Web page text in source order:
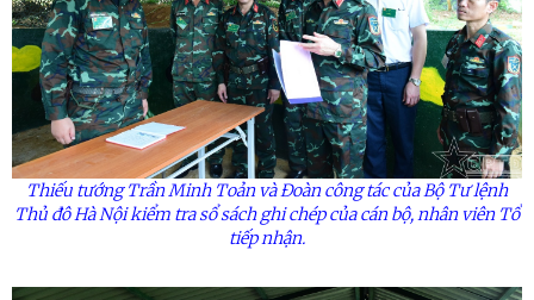
Thiếu tướng Trần Minh Toản và Đoàn công tác của Bộ Tư lệnh
Thủ đô Hà Nội kiểm tra sổ sách ghi chép của cán bộ, nhân viên Tổ
tiếp nhận.